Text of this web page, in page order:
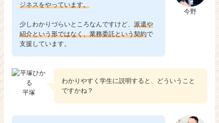
今野
ジネスをやっています。
少しわかりづらいところなんですけど、 派遣や
紹介という形ではなく、業務委託という契約で
支援しています。
平塚
わかりやすく学生に説明すると、どういうこと
ですかね？